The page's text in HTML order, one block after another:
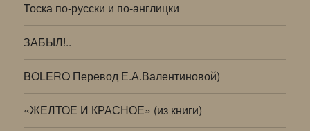
Тоска по-русски и по-англицки
ЗАБЫЛ!..
BOLERO Перевод Е.А.Валентиновой)
«ЖЕЛТОЕ И КРАСНОЕ» (из книги)